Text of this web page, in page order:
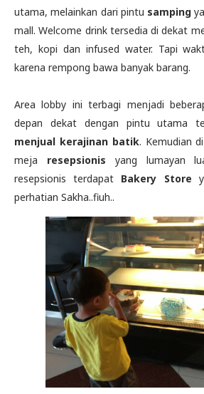
utama, melainkan dari pintu samping
mall. Welcome drink tersedia di dekat
teh, kopi dan infused water. Tapi
karena rempong bawa banyak barang.
Area lobby ini terbagi menjadi
depan dekat dengan pintu utama
menjual kerajinan batik. Kemudian
meja resepsionis yang lumayan
resepsionis terdapat Bakery Store
perhatian Sakha..fiuh..